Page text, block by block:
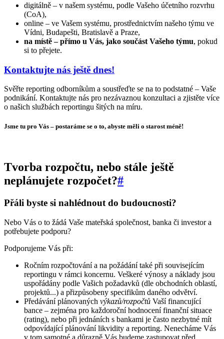
digitálně – v našem systému, podle Vašeho účetního rozvrhu
(CoA),
online – ve Vašem systému, prostřednictvím našeho týmu ve
Vídni, Budapešti, Bratislavě a Praze,
na místě – přímo u Vás, jako součást Vašeho týmu, pokud
si to přejete.
Kontaktujte nás ještě dnes!
Svěřte reporting odborníkům a soustřeďte se na to podstatné – Vaše
podnikání. Kontaktujte nás pro nezávaznou konzultaci a zjistěte více
o našich službách reportingu šitých na míru.
Jsme tu pro Vás – postaráme se o to, abyste měli o starost méně!
Tvorba rozpočtu, nebo stále ještě
neplánujete rozpočet?#
Přáli byste si nahlédnout do budoucnosti?
Nebo Vás o to žádá Vaše mateřská společnost, banka či investor a
potřebujete podporu?
Podporujeme Vás při:
Ročním rozpočtování a na požádání také při souvisejícím
reportingu v rámci koncernu. Veškeré výnosy a náklady jsou
uspořádány podle Vašich požadavků (dle obchodních oblastí,
projektů...) a přizpůsobeny specifikům daného odvětví.
Předávání plánovaných výkazů/rozpočtů Vaší financující
bance – zejména pro každoroční hodnocení finanční situace
(rating), nebo při jednáních s bankami je často nezbytné mít
odpovídající plánování likvidity a reporting. Nenecháme Vás
v tom samotné a důrazně Vás budeme zastupovat před